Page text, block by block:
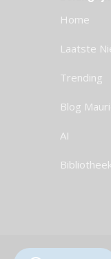
Home
Laatste
Trending
Blog
AI
Bibliotheek